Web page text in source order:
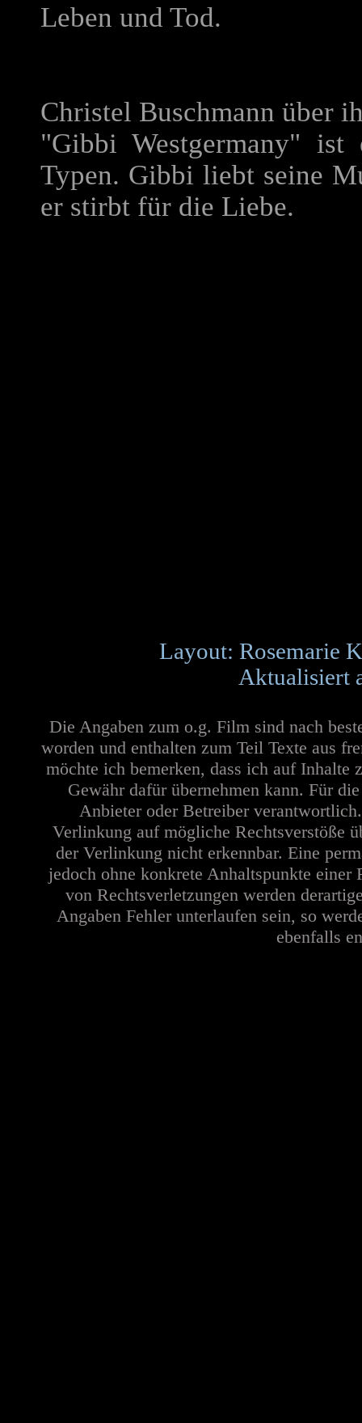
Leben und Tod.
Christel Buschmann über
"Gibbi Westgermany"
Typen. Gibbi liebt seine
er stirbt für die Liebe.
Layout: Rosemarie
Aktualisiert
Die Angaben zum o.g. Film sind nach
worden und enthalten zum Teil Texte aus
möchte ich bemerken, dass ich auf Inhalte
Gewähr dafür übernehmen kann. Für
Anbieter oder Betreiber
Verlinkung auf mögliche Rechtsverstöße
der Verlinkung nicht erkennbar. Eine
jedoch ohne konkrete Anhaltspunkte
von Rechtsverletzungen werden
Angaben Fehler unterlaufen sein, so
ebenfalls